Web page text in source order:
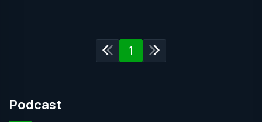
1
Podcast